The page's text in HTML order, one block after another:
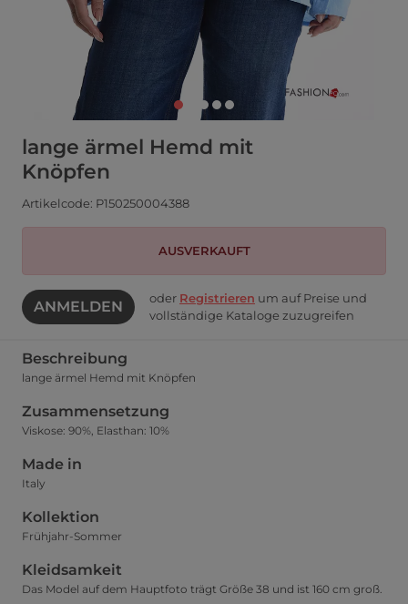
lange ärmel Hemd mit
Knöpfen
Artikelcode: P150250004388
AUSVERKAUFT
ANMELDEN oder Registrieren um auf Preise und
vollständige Kataloge zuzugreifen
Beschreibung
lange ärmel Hemd mit Knöpfen
Zusammensetzung
Viskose: 90%, Elasthan: 10%
Made in
Italy
Kollektion
Frühjahr-Sommer
Kleidsamkeit
Das Model auf dem Hauptfoto trägt Größe 38 und ist 160 cm groß.